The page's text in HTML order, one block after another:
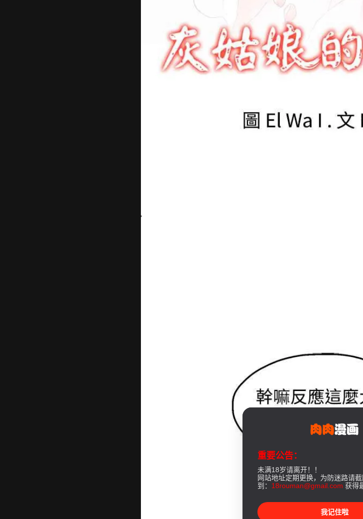
重要公告：
未满18岁请离开！！
网站地址定期更换，为防迷路请
到： 18rouman@gmail.com 获得
我记住啦